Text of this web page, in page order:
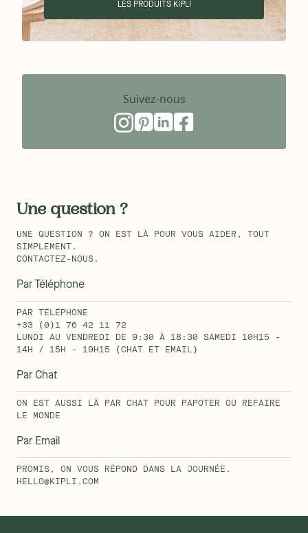
LES PRODUITS KIPLI
Suivez-nous
Une question ?
UNE QUESTION ? ON EST LÀ POUR VOUS AIDER, TOUT
SIMPLEMENT.
CONTACTEZ-NOUS.
Par Téléphone
PAR TÉLÉPHONE
+33 (0)1 76 42 11 72
LUNDI AU VENDREDI DE 9:30 À 18:30 SAMEDI 10H15 -
14H / 15H - 19H15 (CHAT ET EMAIL)
Par Chat
ON EST AUSSI LÀ PAR CHAT POUR PAPOTER OU REFAIRE
LE MONDE
Par Email
PROMIS, ON VOUS RÉPOND DANS LA JOURNÉE.
HELLO@KIPLI.COM